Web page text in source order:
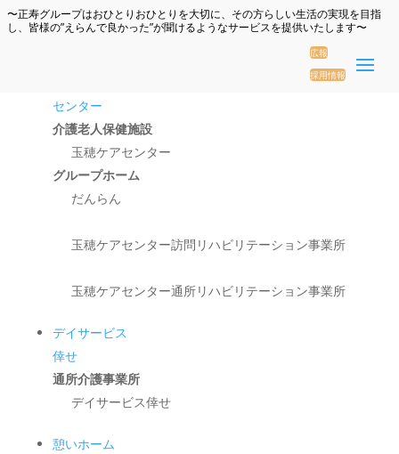
〜正寿グループはおひとりおひとりを大切に、その方らしい生活の実現を目指
し、皆様の”えらんで良かった”が聞けるようなサービスを提供いたします〜
広報
採用情報
センター
介護老人保健施設
玉穂ケアセンター
グループホーム
だんらん
玉穂ケアセンター訪問リハビリテーション事業所
玉穂ケアセンター通所リハビリテーション事業所
デイサービス
倖せ
通所介護事業所
デイサービス倖せ
憩いホーム